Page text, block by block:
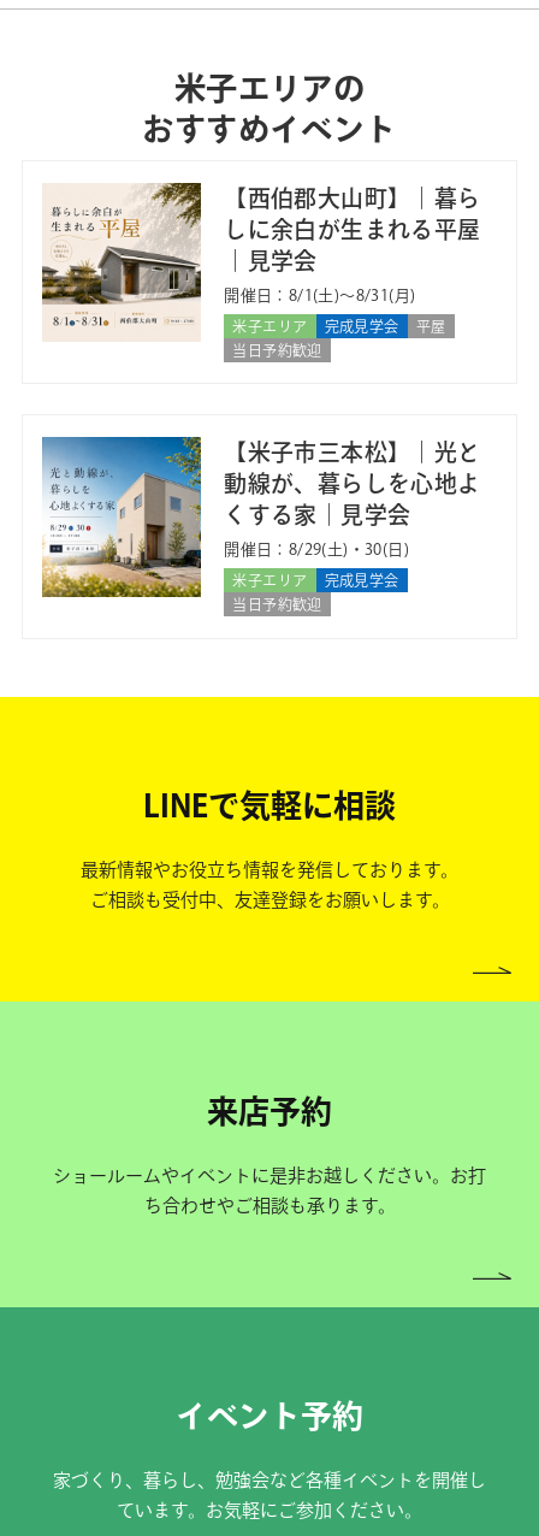
米子エリアの
おすすめイベント
【西伯郡大山町】｜暮ら
しに余白が生まれる平屋
｜見学会
開催日：8/1(土)〜8/31(月)
米子エリア 完成見学会
平屋
当日予約歓迎
【米子市三本松】｜光と
動線が、暮らしを心地よ
くする家｜見学会
開催日：8/29(土)・30(日)
米子エリア
完成見学会
当日予約歓迎
LINEで気軽に相談
最新情報やお役立ち情報を発信しております。
ご相談も受付中、友達登録をお願いします。
来店予約
ショールームやイベントに是非お越しください。お打
ち合わせやご相談も承ります。
イベント予約
家づくり、暮らし、勉強会など各種イベントを開催し
ています。お気軽にご参加ください。